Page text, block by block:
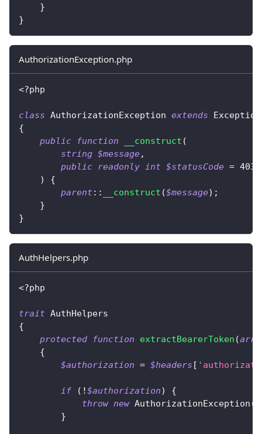
}
}
AuthorizationException.php
<?php
class AuthorizationException extends
Exception
{
public
function __construct (
string $message,
public
readonly int $statusCode = 403
)
{
parent:: __construct ($message) ;
}
}
AuthHelpers.php
<?php
trait AuthHelpers
{
protected
function extractBearerToken (
{
$authorization = $headers [
if ( !$authorization)
{
throw new AuthorizationException (
}